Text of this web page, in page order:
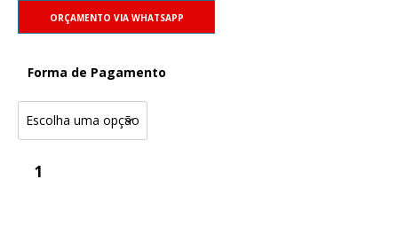
ORÇAMENTO VIA WHATSAPP
Forma de Pagamento